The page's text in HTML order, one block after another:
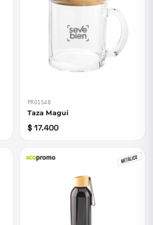
PRO1548
Taza Magui
$ 17.400